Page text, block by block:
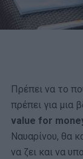
Πρέπει να το
πρέπει για μια
value for
Ναυαρίνου, θα
να ζει και να